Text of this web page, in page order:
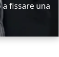
fissare una